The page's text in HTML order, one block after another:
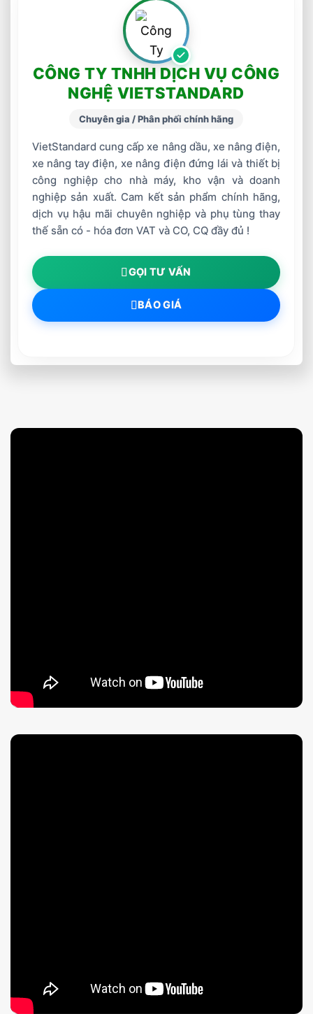
CÔNG TY TNHH DỊCH VỤ CÔNG
NGHỆ VIETSTANDARD
Chuyên gia / Phân phối chính hãng
VietStandard cung cấp xe nâng dầu, xe nâng điện,
xe nâng tay điện, xe nâng điện đứng lái và thiết bị
công nghiệp cho nhà máy, kho vận và doanh
nghiệp sản xuất. Cam kết sản phẩm chính hãng,
dịch vụ hậu mãi chuyên nghiệp và phụ tùng thay
thế sẵn có - hóa đơn VAT và CO, CQ đầy đủ !
GỌI TƯ VẤN
BÁO GIÁ